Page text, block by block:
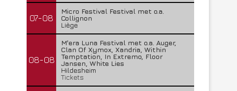
07-08
Micro Festival Festival met o.a.
Collignon
Liège
08-08
M'era Luna Festival met o.a. Auger,
Clan Of Xymox, Xandria, Within
Temptation, In Extremo, Floor
Jansen, White Lies
Hildesheim
Tickets